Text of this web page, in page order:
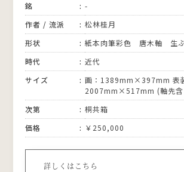
銘
-
作者 / 流派
松林桂月
形状
紙本肉筆彩色 唐木軸 生
時代
近代
サイズ
画：1389mm×397mm 表
2007mm×517mm (軸先含
次第
桐共箱
価格
￥250,000
詳しくはこちら